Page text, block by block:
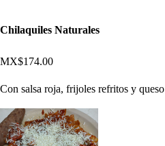
Chilaquiles Naturales
MX$174.00
Con salsa roja, frijoles refritos y queso